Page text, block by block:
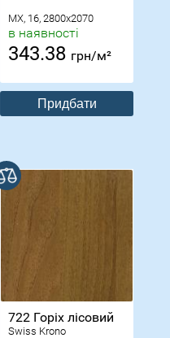
MX, 16, 2800x2070
в наявності
343.38 грн/м²
Придбати
722 Горіх лісовий
Swiss Krono